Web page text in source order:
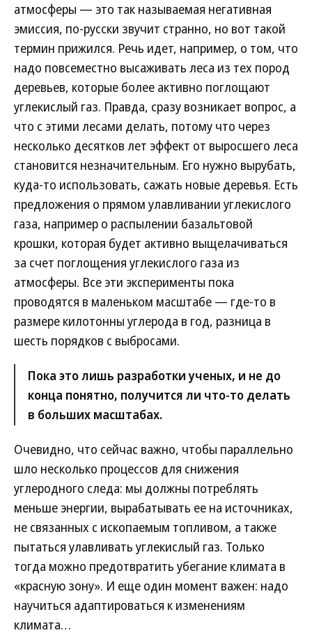
атмосферы — это так называемая негативная
эмиссия, по-русски звучит странно, но вот такой
термин прижился. Речь идет, например, о том, что
надо повсеместно высаживать леса из тех пород
деревьев, которые более активно поглощают
углекислый газ. Правда, сразу возникает вопрос, а
что с этими лесами делать, потому что через
несколько десятков лет эффект от выросшего леса
становится незначительным. Его нужно вырубать,
куда-то использовать, сажать новые деревья. Есть
предложения о прямом улавливании углекислого
газа, например о распылении базальтовой
крошки, которая будет активно выщелачиваться
за счет поглощения углекислого газа из
атмосферы. Все эти эксперименты пока
проводятся в маленьком масштабе — где-то в
размере килотонны углерода в год, разница в
шесть порядков с выбросами.
Пока это лишь разработки ученых, и не до
конца понятно, получится ли что-то делать
в больших масштабах.
Очевидно, что сейчас важно, чтобы параллельно
шло несколько процессов для снижения
углеродного следа: мы должны потреблять
меньше энергии, вырабатывать ее на источниках,
не связанных с ископаемым топливом, а также
пытаться улавливать углекислый газ. Только
тогда можно предотвратить убегание климата в
«красную зону». И еще один момент важен: надо
научиться адаптироваться к изменениям
климата…